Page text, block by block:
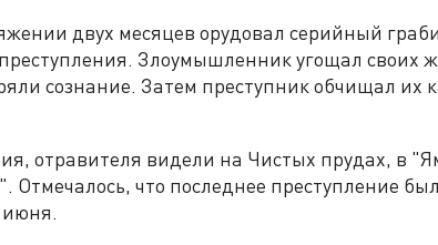
двух месяцев орудовал серийный
преступления. Злоумышленник угощал своих
сознание. Затем преступник обчищал их
отравителя видели на Чистых прудах, в
Отмечалось, что последнее преступление
июня.